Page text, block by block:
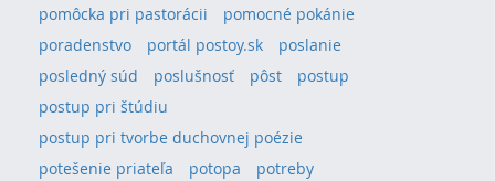
pomôcka pri pastorácii
pomocné pokánie
poradenstvo
portál postoy.sk
poslanie
posledný súd
poslušnosť pôst
postup
postup pri štúdiu
postup pri tvorbe duchovnej poézie
potešenie priateľa
potopa
potreby